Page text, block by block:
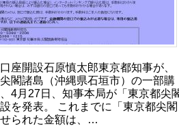
座開設石原慎太郎東京都知事が、
閣諸島（沖縄県石垣市）の一部購
4月27日、知事本局が「東京都尖
を発表。 これまでに「東京都尖閣
られた金額は、…